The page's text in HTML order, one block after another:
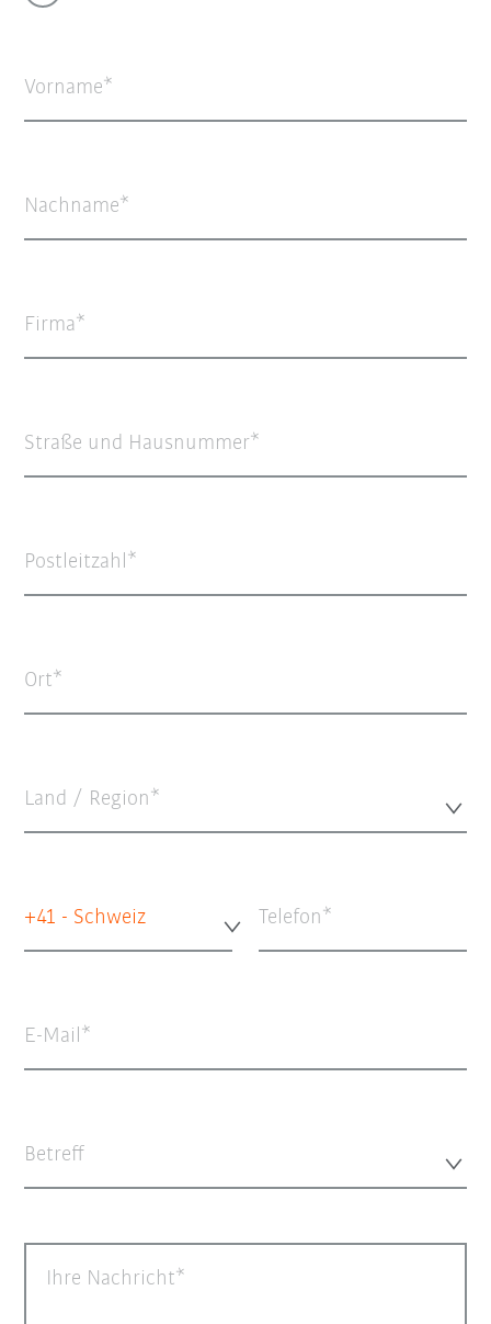
Vorname
Nachname
Firma
Straße und Hausnummer
Postleitzahl
Ort
Land / Region*
+41 - Schweiz Telefon
E-Mail
Betreff
Ihre Nachricht